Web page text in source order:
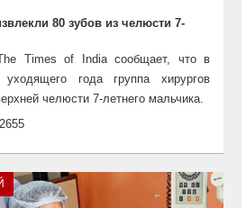
80 зубов из челюсти 7-
Times of India сообщает, что в
года группа хирургов
челюсти 7-летнего мальчика.
2655